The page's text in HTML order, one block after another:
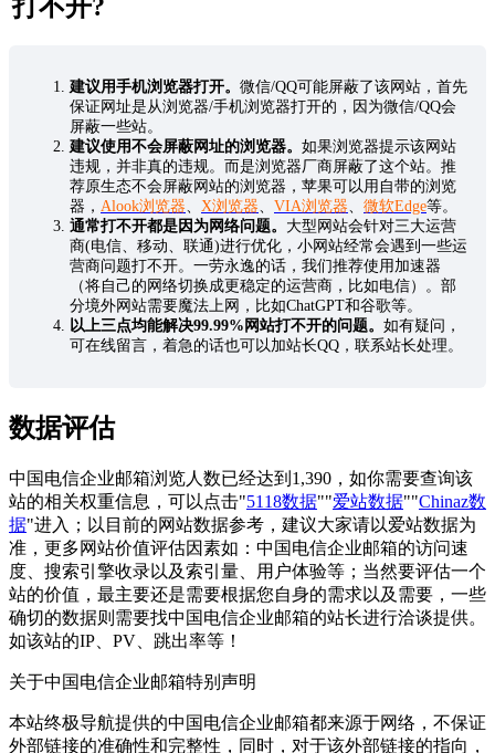
打不开?
建议用手机浏览器打开。 微信/QQ可能屏蔽了该网站，首先
保证网址是从浏览器/手机浏览器打开的，因为微信/QQ会
屏蔽一些站。
建议使用不会屏蔽网址的浏览器。 如果浏览器提示该网站
违规，并非真的违规。而是浏览器厂商屏蔽了这个站。推
荐原生态不会屏蔽网站的浏览器，苹果可以用自带的浏览
器， Alook浏览器、 X浏览器、 VIA浏览器、 微软Edge等。
通常打不开都是因为网络问题。 大型网站会针对三大运营
商(电信、移动、联通)进行优化，小网站经常会遇到一些运
营商问题打不开。一劳永逸的话，我们推荐使用加速器
（将自己的网络切换成更稳定的运营商，比如电信）。部
分境外网站需要魔法上网，比如ChatGPT和谷歌等。
以上三点均能解决99.99%网站打不开的问题。 如有疑问，
可在线留言，着急的话也可以加站长QQ，联系站长处理。
数据评估
中国电信企业邮箱浏览人数已经达到1,390，如你需要查询该
站的相关权重信息，可以点击"5118数据""爱站数据""Chinaz数
据"进入；以目前的网站数据参考，建议大家请以爱站数据为
准，更多网站价值评估因素如：中国电信企业邮箱的访问速
度、搜索引擎收录以及索引量、用户体验等；当然要评估一个
站的价值，最主要还是需要根据您自身的需求以及需要，一些
确切的数据则需要找中国电信企业邮箱的站长进行洽谈提供。
如该站的IP、PV、跳出率等！
关于中国电信企业邮箱特别声明
本站终极导航提供的中国电信企业邮箱都来源于网络，不保证
外部链接的准确性和完整性，同时，对于该外部链接的指向，